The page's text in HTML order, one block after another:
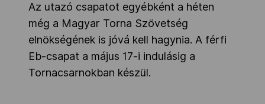
Az utazó csapatot egyébként a héten
még a Magyar Torna Szövetség
elnökségének is jóvá kell hagynia. A férfi
Eb-csapat a május 17-i indulásig a
Tornacsarnokban készül.